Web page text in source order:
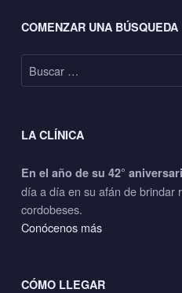
n
l
COMENZAR UNA BÚSQUEDA
Buscar:
LA CLÍNICA
En el año de su 42°
día a día en su afán de brindar
cordobeses.
Conócenos más
CÓMO LLEGAR